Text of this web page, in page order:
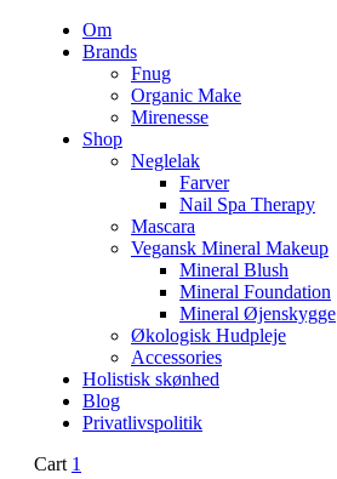
Om
Brands
Fnug
Organic Make
Mirenesse
Shop
Neglelak
Farver
Nail Spa Therapy
Mascara
Vegansk Mineral Makeup
Mineral Blush
Mineral Foundation
Mineral Øjenskygge
Økologisk Hudpleje
Accessories
Holistisk skønhed
Blog
Privatlivspolitik
Cart 1